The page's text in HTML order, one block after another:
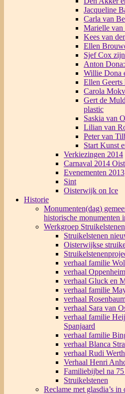
Jacqueline
Carla van
Marielle van
Kees van
Ellen
Sjef Cox
Anton
Willie Dona
Ellen Geerts
Carola
Gert de
plastic
Saskia van
Lilian van
Peter van
Start Kunst
Verkiezingen 2014
Carnaval 2014
Evenementen 2013
Sint
Oisterwijk on Ice
Historie
Monumenten(dag)
historische monumenten
Werkgroep Struikelstenen
Struikelstenen
Oisterwijkse
verhaal familie
verhaal
verhaal Gluck en
verhaal familie
verhaal
verhaal Sara van
verhaal familie
Spanjaard
verhaal familie
verhaal Blanca
verhaal Rudi
Verhaal Henri
Familiebijbel na
Struikelstenen
Reclame met glasdia’s